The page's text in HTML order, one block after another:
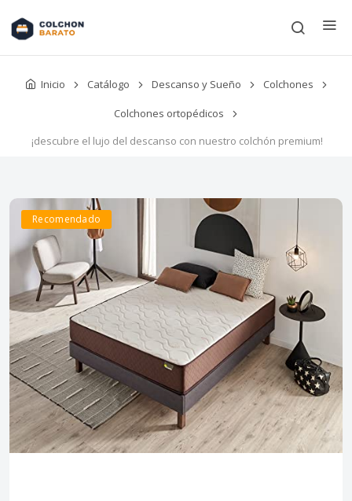
Inicio Catálogo Descanso y Sueño Colchones
Colchones ortopédicos
¡descubre el lujo del descanso con nuestro colchón premium!
Recomendado